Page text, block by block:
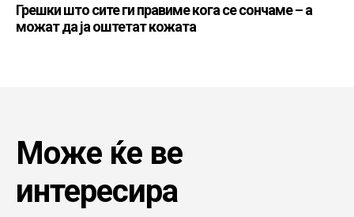
Грешки што сите ги правиме кога се сончаме – а
можат да ја оштетат кожата
Може ќе ве
интересира